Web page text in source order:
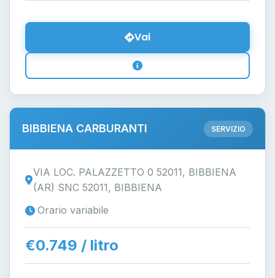
Vai
BIBBIENA CARBURANTI SERVIZIO
VIA LOC. PALAZZETTO 0 52011, BIBBIENA
(AR) SNC 52011, BIBBIENA
Orario variabile
€0.749 / litro